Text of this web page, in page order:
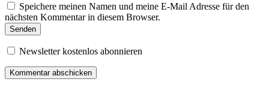
Speichere meinen Namen und meine E-Mail Adresse für den
nächsten Kommentar in diesem Browser.
Senden
Newsletter kostenlos abonnieren